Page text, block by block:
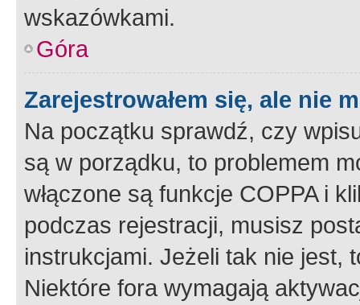
wskazówkami.
Góra
Zarejestrowałem się, ale nie
Na początku sprawdź, czy
są w porządku, to problemem
włączone są funkcje COPPA i
podczas rejestracji, musisz
instrukcjami. Jeżeli tak nie jest,
Niektóre fora wymagają